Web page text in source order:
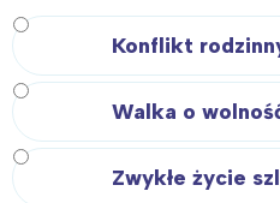
Konflikt
Walka o
Zwykłe życie